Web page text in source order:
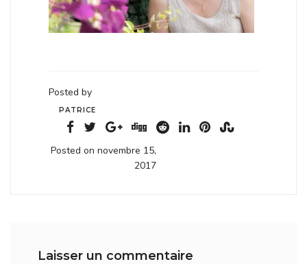
Posted by
PATRICE
Posted on novembre 15,
2017
Laisser un commentaire